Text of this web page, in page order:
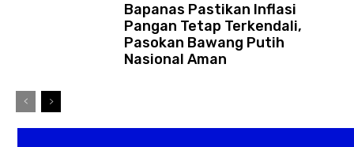
Bapanas Pastikan Inflasi
Pangan Tetap Terkendali,
Pasokan Bawang Putih
Nasional Aman